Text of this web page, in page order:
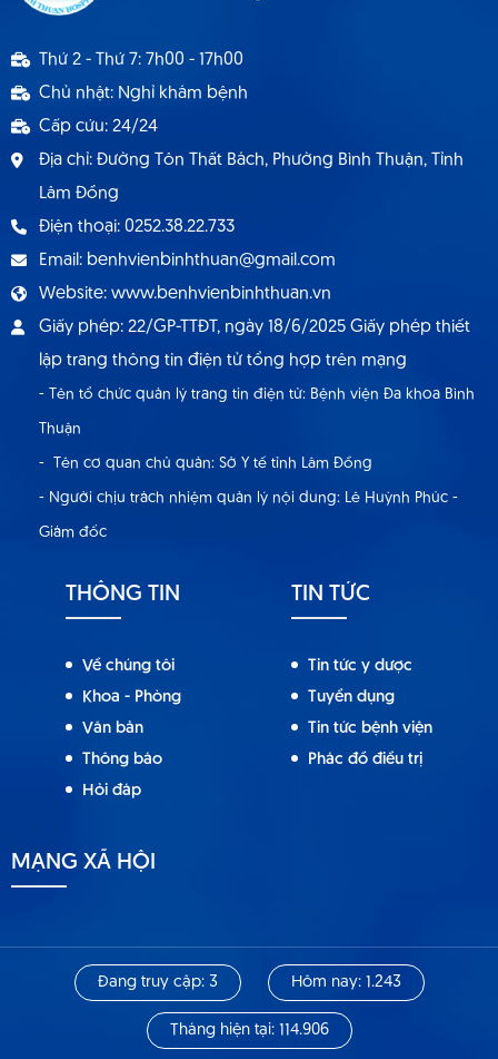
Thứ 2 - Thứ 7: 7h00 - 17h00
Chủ nhật: Nghỉ khám bệnh
Cấp cứu: 24/24
Địa chỉ: Đường Tôn Thất Bách, Phường Bình Thuận, Tỉnh
Lâm Đồng
Điện thoại: 0252.38.22.733
Email: benhvienbinhthuan@gmail.com
Website: www.benhvienbinhthuan.vn
Giấy phép: 22/GP-TTĐT, ngày 18/6/2025 Giấy phép thiết
lập trang thông tin điện tử tổng hợp trên mạng
- Tên tổ chức quản lý trang tin điện tử: Bệnh viện Đa khoa Bình
Thuận
- Tên cơ quan chủ quản: Sở Y tế tỉnh Lâm Đồng
- Người chịu trách nhiệm quản lý nội dung: Lê Huỳnh Phúc -
Giám đốc
THÔNG TIN
Về chúng tôi
Khoa - Phòng
Văn bản
Thông báo
Hỏi đáp
TIN TỨC
Tin tức y dược
Tuyển dụng
Tin tức bệnh viện
Phác đồ điều trị
MẠNG XÃ HỘI
Đang truy cập: 3 Hôm nay: 1.243
Tháng hiện tại: 114.906